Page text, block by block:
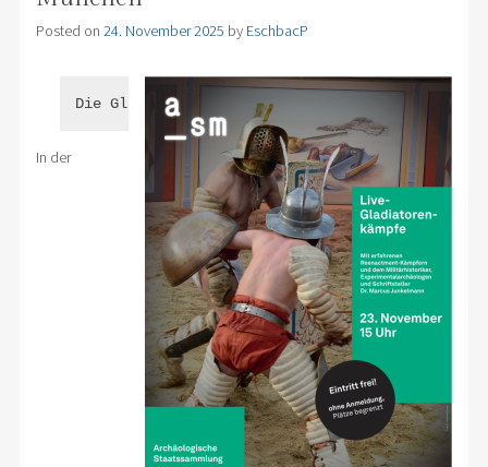
Posted on 24. November 2025 by EschbacP
Die Gladiatoren sind in München!
In der